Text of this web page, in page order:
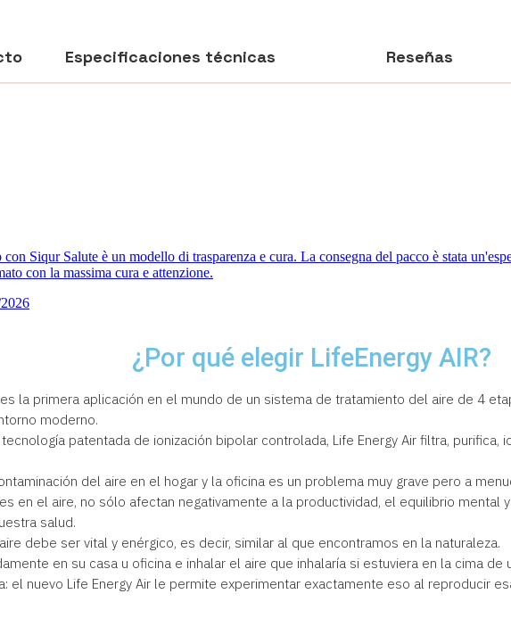
Especificaciones técnicas Reseñas
¿Por qué elegir LifeEnergy AIR?
la primera aplicación en el mundo de un sistema de tratamiento del aire de 4
moderno.
patentada de ionización bipolar controlada, Life Energy Air filtra, purifica,
del aire en el hogar y la oficina es un problema muy grave pero a
en el aire, no sólo afectan negativamente a la productividad, el equilibrio mental
salud.
debe ser vital y enérgico, es decir, similar al que encontramos en la naturaleza.
en su casa u oficina e inhalar el aire que inhalaría si estuviera en la cima de
el nuevo Life Energy Air le permite experimentar exactamente eso al reproducir